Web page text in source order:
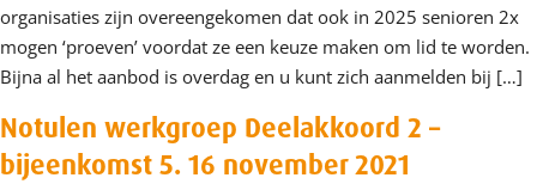
organisaties zijn overeengekomen dat ook in 2025 senioren 2x
mogen ‘proeven’ voordat ze een keuze maken om lid te worden.
Bijna al het aanbod is overdag en u kunt zich aanmelden bij […]
Notulen werkgroep Deelakkoord 2 –
bijeenkomst 5. 16 november 2021